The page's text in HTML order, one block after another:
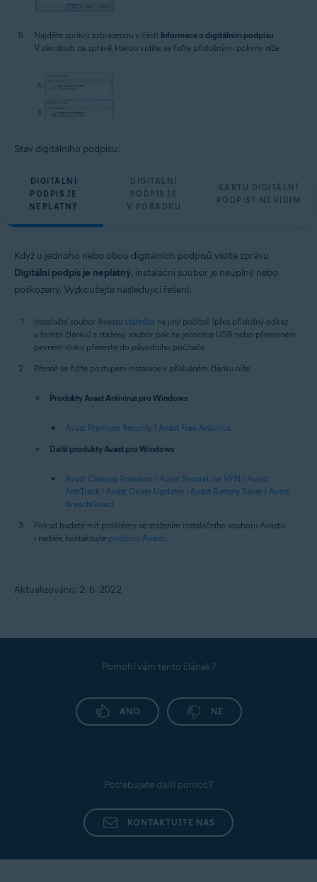
Najděte zprávu zobrazenou v části Informace o digitálním podpisu
V závislosti na zprávě, kterou vidíte, se řiďte příslušnými pokyny níže.
Stav digitálního podpisu:
DIGITÁLNÍ
PODPIS JE
NEPLATNÝ
DIGITÁLNÍ
PODPIS JE
V POŘÁDKU
KARTU DIGITÁLNÍ
PODPISY NEVIDÍM
Když u jednoho nebo obou digitálních podpisů vidíte zprávu
Digitální podpis je neplatný, instalační soubor je neúplný nebo
poškozený. Vyzkoušejte následující řešení:
Instalační soubor Avastu stáhněte na jiný počítač (přes příslušný odkaz
v tomto článku) a stažený soubor pak na jednotce USB nebo přenosném
pevném disku přeneste do původního počítače.
Přesně se řiďte postupem instalace v příslušném článku níže:
Produkty Avast Antivirus pro Windows
Avast Premium Security | Avast Free Antivirus
Další produkty Avast pro Windows
Avast Cleanup Premium | Avast SecureLine VPN | Avast
AntiTrack | Avast Driver Updater | Avast Battery Saver | Avast
BreachGuard
Pokud budete mít problémy se stažením instalačního souboru Avastu
i nadále, kontaktujte podporu Avastu
Aktualizováno: 2. 6. 2022
Pomohl vám tento článek?
ANO NE
Potřebujete další pomoc?
KONTAKTUJTE NÁS